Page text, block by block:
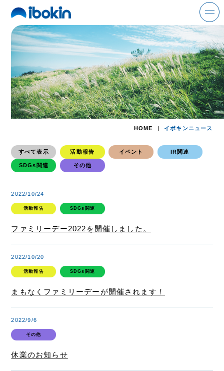
search
ニュース
事業案内
環境事業
運輸事業
HOME イボキンニュース
すべて表示 活動報告 イベント IR関連
SDGs関連 その他
2022/10/24
活動報告 SDGs関連
ファミリーデー2022を開催しました。
2022/10/20
活動報告 SDGs関連
まもなくファミリーデーが開催されます！
2022/9/6
その他
休業のお知らせ